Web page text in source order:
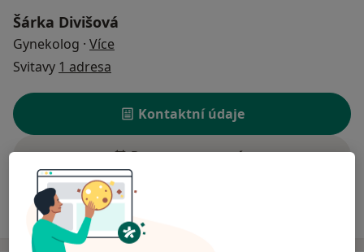
Šárka Divišová
Gynekolog · Více
Svitavy 1 adresa
Kontaktní údaje
Rezervovat termín
Ceník